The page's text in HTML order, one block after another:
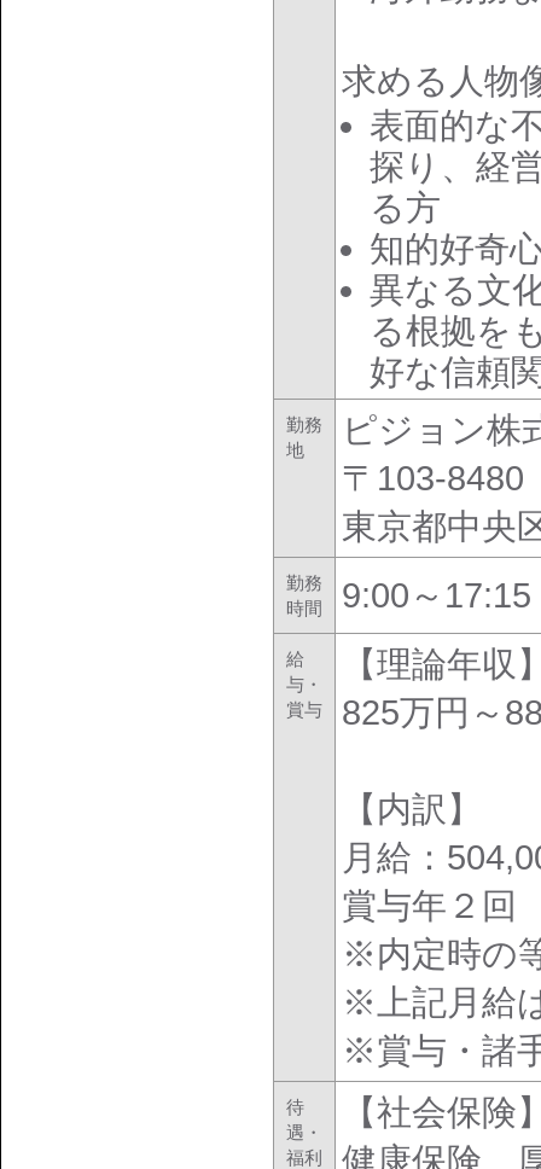
求める人物
表面的な
探り、経
る方
知的好奇
異なる文
る根拠を
好な信頼
勤務
地
ピジョン
〒103-8480
東京都中央
勤務
時間
9:00～
給
与・
賞与
【理論年収
825万円～
【内訳】
月給：
賞与年２回
※内定時の
※上記月給
※賞与・諸
待
遇・
福利
【社会保険
健康保険、